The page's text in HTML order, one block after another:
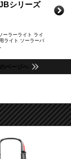
シリーズ
ーラーライト ライ
ライト ソーラーパ
ページへ